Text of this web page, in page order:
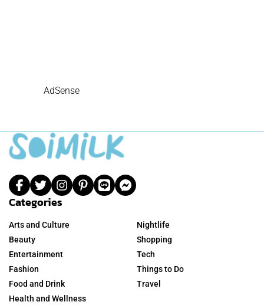
AdSense
Categories
Arts and Culture
Beauty
Entertainment
Fashion
Food and Drink
Health and Wellness
Nightlife
Shopping
Tech
Things to Do
Travel